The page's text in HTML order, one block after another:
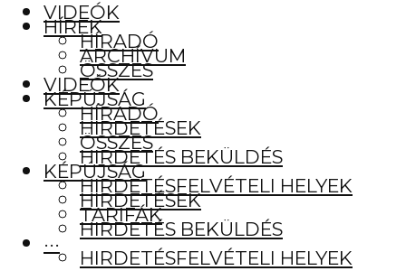
VIDEÓK
HÍRADÓ
ÖSSZES
KÉPÚJSÁG
HIRDETÉSEK
HIRDETÉS BEKÜLDÉS
HIRDETÉSFELVÉTELI HELYEK
TARIFÁK
···
HÍREK
ARCHÍVUM
VIDEÓK
HÍRADÓ
ÖSSZES
KÉPÚJSÁG
HIRDETÉSEK
HIRDETÉS BEKÜLDÉS
HIRDETÉSFELVÉTELI HELYEK